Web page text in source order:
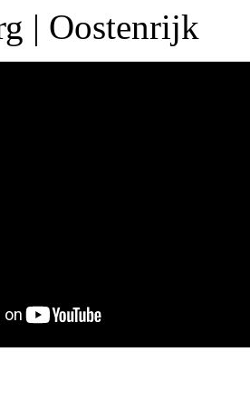
| Oostenrijk